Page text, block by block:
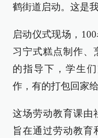
鹤街道启动。这是
启动仪式现场，
习宁式糕点制作、
的指导下，学生
作，有的打包回家给
这场劳动教育课由
旨在通过劳动教育